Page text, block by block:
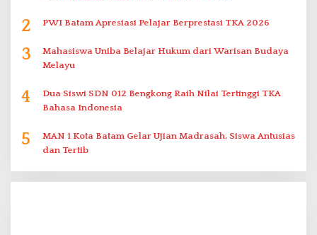
2 PWI Batam Apresiasi Pelajar Berprestasi TKA 2026
3
Mahasiswa Uniba Belajar Hukum dari Warisan Budaya
Melayu
4
Dua Siswi SDN 012 Bengkong Raih Nilai Tertinggi TKA
Bahasa Indonesia
5
MAN 1 Kota Batam Gelar Ujian Madrasah, Siswa Antusias
dan Tertib